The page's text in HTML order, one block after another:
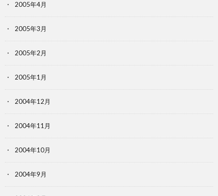
2005年4月
2005年3月
2005年2月
2005年1月
2004年12月
2004年11月
2004年10月
2004年9月